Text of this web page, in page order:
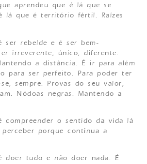
aprendeu que é lá que se
lá que é território fértil. Raízes
ser rebelde e é ser bem-
irreverente, único, diferente.
a distância. É ir para além
para ser perfeito. Para poder ter
sempre. Provas do seu valor,
Nódoas negras. Mantendo a
compreender o sentido da vida lá
porque continua a
doer tudo e não doer nada. É